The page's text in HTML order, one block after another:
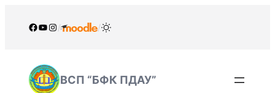
Facebook
YouTube
Instagram
/ /
ВСП “БФК ПДАУ”